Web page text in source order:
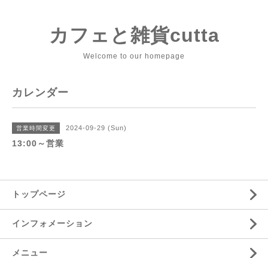
カフェと雑貨cutta
Welcome to our homepage
カレンダー
営業時間変更 2024-09-29 (Sun)
13:00～営業
トップページ
インフォメーション
メニュー